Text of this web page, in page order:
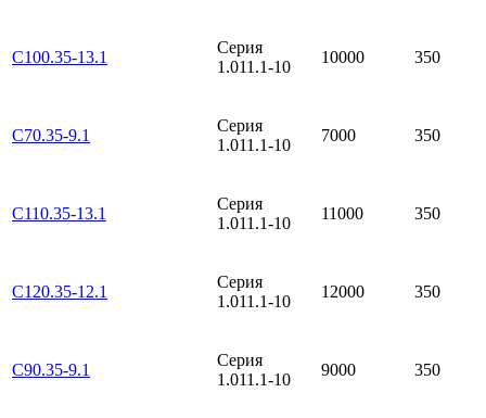
С100.35-13.1
Серия
1.011.1-10
10000 350
С70.35-9.1
Серия
1.011.1-10
7000 350
С110.35-13.1
Серия
1.011.1-10
11000 350
С120.35-12.1
Серия
1.011.1-10
12000 350
С90.35-9.1
Серия
1.011.1-10
9000 350